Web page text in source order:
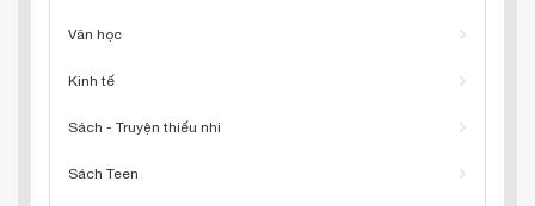
Văn học
Kinh tế
Sách - Truyện thiếu nhi
Sách Teen